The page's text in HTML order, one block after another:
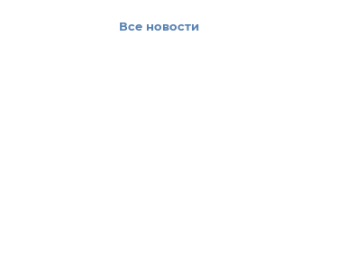
Все новости